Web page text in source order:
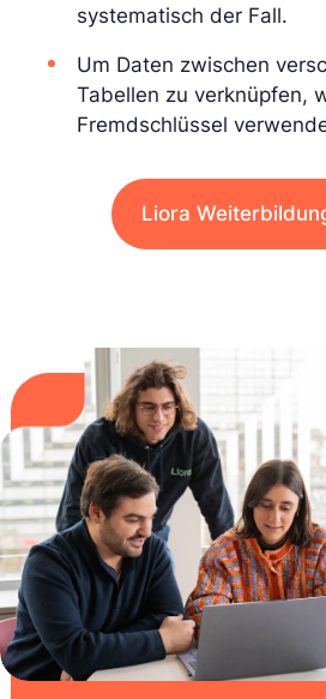
systematisch der Fall.
Um Daten zwischen
Tabellen zu verknüpfen,
Fremdschlüssel
Liora